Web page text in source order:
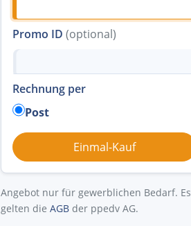
Promo ID (optional)
Rechnung per
Post
Angebot nur für gewerblichen Bedarf. Es
gelten die AGB der ppedv AG.